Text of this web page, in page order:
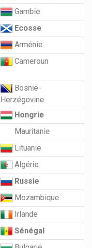
Gambie
Ecosse
Arménie
Cameroun
Bosnie-
Herzégovine
Hongrie
Mauritanie
Lituanie
Algérie
Russie
Mozambique
Irlande
Sénégal